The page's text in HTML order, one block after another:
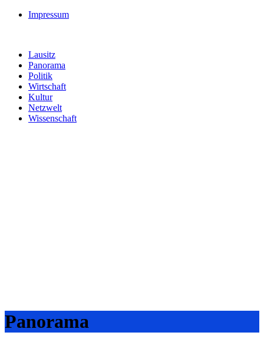
Impressum
Lausitz
Panorama
Politik
Wirtschaft
Kultur
Netzwelt
Wissenschaft
Panorama